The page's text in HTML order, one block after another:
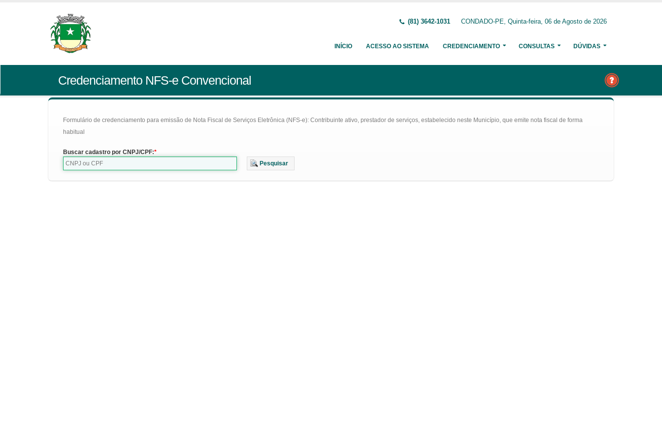
(81) 3642-1031 CONDADO-PE, Quinta-feira, 06 de Agosto de 2026
INÍCIO ACESSO AO SISTEMA CREDENCIAMENTO CONSULTAS DÚVIDAS
Credenciamento NFS-e Convencional
Formulário de credenciamento para emissão de Nota Fiscal de Serviços Eletrônica (NFS-e): Contribuinte ativo, prestador de serviços, estabelecido neste Município, que emite nota fiscal de forma
habitual
Buscar cadastro por CNPJ/CPF:
Pesquisar